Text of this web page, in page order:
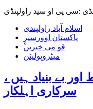
اسلام آباد راولپندی
پاکستان اوورسیز
ْقو می خبریں
میٹروپولیٹن
بے بنیاد ہیں ،
سرکاری اہلکار